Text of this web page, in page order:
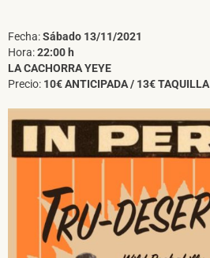
Fecha:Sábado 13/11/2021
Hora:22:00 h
LA CACHORRA YEYE
Precio: 10€ ANTICIPADA / 13€ TAQUILLA